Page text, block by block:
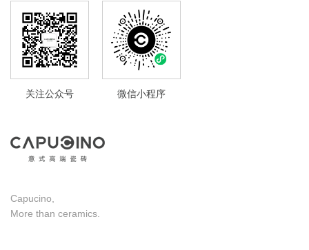
关注公众号 微信小程序
Capucino,
More than ceramics.